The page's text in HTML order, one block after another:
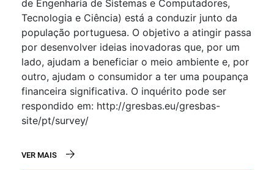
de Engenharia de Sistemas e Computadores,
Tecnologia e Ciência) está a conduzir junto da
população portuguesa. O objetivo a atingir passa
por desenvolver ideias inovadoras que, por um
lado, ajudam a beneficiar o meio ambiente e, por
outro, ajudam o consumidor a ter uma poupança
financeira significativa. O inquérito pode ser
respondido em: http://gresbas.eu/gresbas-
site/pt/survey/
VER MAIS